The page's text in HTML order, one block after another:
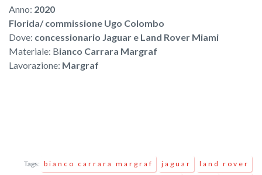
Anno: 2020
Florida/ commissione Ugo Colombo
Dove: concessionario Jaguar e Land Rover Miami
Materiale: Bianco Carrara Margraf
Lavorazione: Margraf
Tags: bianco carrara margraf jaguar
land rover